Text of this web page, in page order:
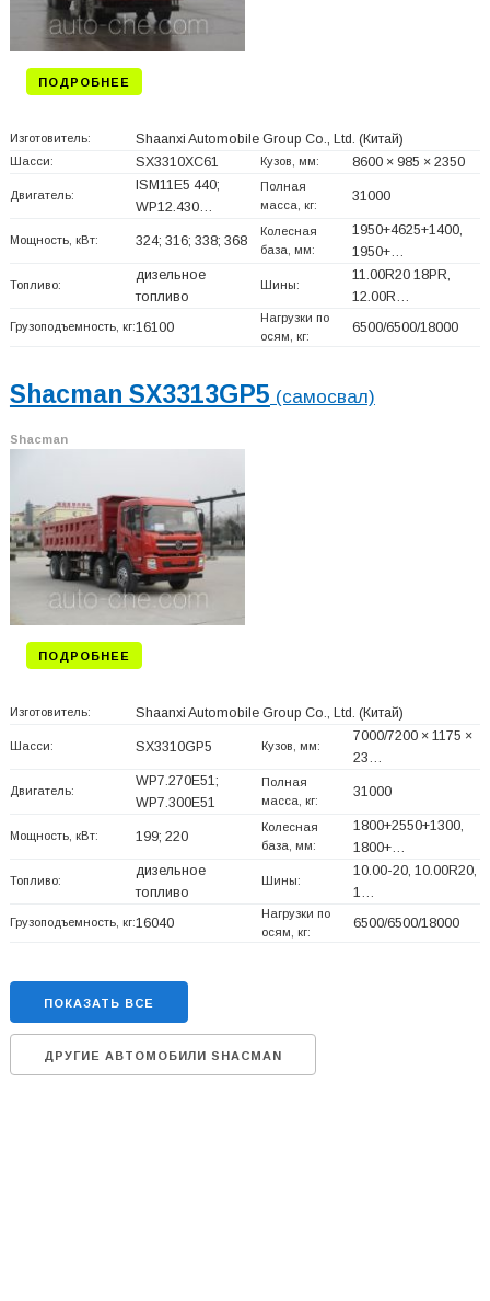
ПОДРОБНЕЕ
Изготовитель: Shaanxi Automobile Group Co., Ltd. (Китай)
Шасси: SX3310XC61 Кузов, мм: 8600 × 985 × 2350
Двигатель:
ISM11E5 440;
WP12.430…
Полная
масса, кг:
31000
Мощность, кВт: 324; 316; 338; 368
Колесная
база, мм:
1950+4625+1400,
1950+…
Топливо:
дизельное
топливо
Шины:
11.00R20 18PR,
12.00R…
Грузоподъемность, кг:16100
Нагрузки по
осям, кг:
6500/6500/18000
Shacman SX3313GP5 (самосвал)
Shacman
ПОДРОБНЕЕ
Изготовитель: Shaanxi Automobile Group Co., Ltd. (Китай)
Шасси: SX3310GP5 Кузов, мм:
7000/7200 × 1175 ×
23…
Двигатель:
WP7.270E51;
WP7.300E51
Полная
масса, кг:
31000
Мощность, кВт: 199; 220
Колесная
база, мм:
1800+2550+1300,
1800+…
Топливо:
дизельное
топливо
Шины:
10.00-20, 10.00R20,
1…
Грузоподъемность, кг:16040
Нагрузки по
осям, кг:
6500/6500/18000
ПОКАЗАТЬ ВСЕ
ДРУГИЕ АВТОМОБИЛИ SHACMAN